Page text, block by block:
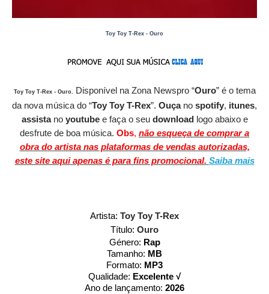
Toy Toy T-Rex - Ouro
Toy Toy T-Rex - Ouro. Disponível na Zona Newspro “Ouro” é o tema
da nova música do “Toy Toy T-Rex”. Ouçano spotify, itunes,
assistano youtube e faça o seu downloadlogo abaixo e
desfrute de boa música. Obs, não esqueça de comprar a
obra do artista nas plataformas de vendas autorizadas,
este site aqui apenas é para fins promocional. Saiba mais
Artista: Toy Toy T-Rex
Título: Ouro
Género: Rap
Tamanho: MB
Formato: MP3
Qualidade: Excelente √
Ano de lançamento: 2026